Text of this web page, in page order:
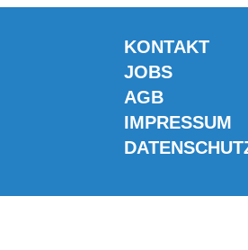
KONTAKT
JOBS
AGB
IMPRESSUM